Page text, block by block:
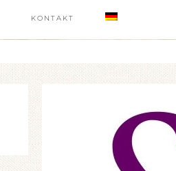
KONTAKT